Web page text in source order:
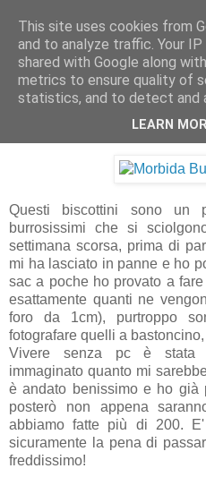
Artravelling
venerdì 5 marzo 2010
Morbida Butter
Questi biscottini sono un
burrosissimi che si
settimana scorsa, prima di
mi ha lasciato in panne e ho
sac a poche ho provato a
esattamente quanti ne
foro da 1cm), purtroppo
fotografare quelli a
Vivere senza pc è stata
immaginato quanto mi
è andato benissimo e ho già
posterò non appena
abbiamo fatte più di 200.
sicuramente la pena di
freddissimo!
This site uses cookies from
and to analyze traffic. Your
shared with Google along
metrics to ensure quality of
statistics, and to detect and
LEARN